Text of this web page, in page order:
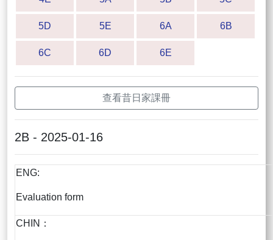
5D 5E 6A 6B
6C 6D 6E
查看昔日家課冊
2B - 2025-01-16
ENG:
Evaluation form
CHIN：